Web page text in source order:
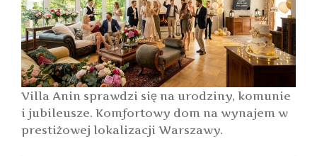
Villa Anin sprawdzi się na urodziny, komunie
i jubileusze. Komfortowy dom na wynajem w
prestiżowej lokalizacji Warszawy.